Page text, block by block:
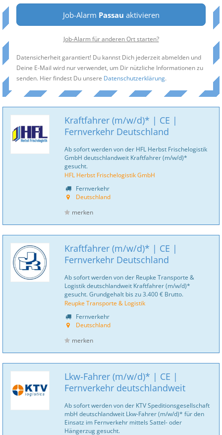
Job-Alarm Passau aktivieren
Job-Alarm für anderen Ort starten?
Datensicherheit garantiert! Du kannst Dich jederzeit abmelden und
Deine E-Mail wird nur verwendet, um Dir nützliche Informationen zu
senden. Hier findest Du unsere Datenschutzerklärung.
Kraftfahrer (m/w/d)* | CE |
Fernverkehr Deutschland
Ab sofort werden von der HFL Herbst Frischelogistik
GmbH deutschlandweit Kraftfahrer (m/w/d)*
gesucht.
HFL Herbst Frischelogistik GmbH
Fernverkehr
Deutschland
merken
Kraftfahrer (m/w/d)* | CE |
Fernverkehr Deutschland
Ab sofort werden von der Reupke Transporte &
Logistik deutschlandweit Kraftfahrer (m/w/d)*
gesucht. Grundgehalt bis zu 3.400 € Brutto.
Reupke Transporte & Logistik
Fernverkehr
Deutschland
merken
Lkw-Fahrer (m/w/d)* | CE |
Fernverkehr deutschlandweit
Ab sofort werden von der KTV Speditionsgesellschaft
mbH deutschlandweit Lkw-Fahrer (m/w/d)* für den
Einsatz im Fernverkehr mittels Sattel- oder
Hängerzug gesucht.